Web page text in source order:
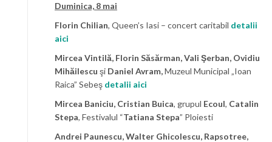
Duminica, 8 mai
Florin Chilian, Queen’s Iasi – concert caritabil detalii
aici
Mircea Vintilă, Florin Săsărman, Vali Şerban, Ovidiu
Mihăilescu şi Daniel Avram,Muzeul Municipal „Ioan
Raica” Sebeş detalii aici
Mircea Baniciu, Cristian Buica, grupul Ecoul, Catalin
Stepa, Festivalul “Tatiana Stepa” Ploiesti
Andrei Paunescu, Walter Ghicolescu, Rapsotree,